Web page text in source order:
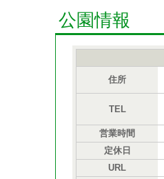
公園情報
住所
TEL
営業時間
定休日
URL